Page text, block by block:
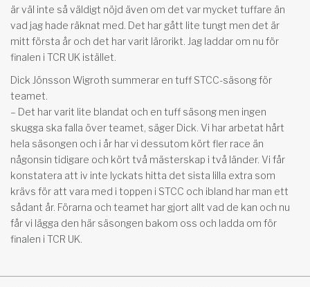
är väl inte så väldigt nöjd även om det var mycket tuffare än
vad jag hade räknat med. Det har gått lite tungt men det är
mitt första år och det har varit lärorikt. Jag laddar om nu för
finalen i TCR UK istället.
Dick Jönsson Wigroth summerar en tuff STCC-säsong för
teamet.
– Det har varit lite blandat och en tuff säsong men ingen
skugga ska falla över teamet, säger Dick. Vi har arbetat hårt
hela säsongen och i år har vi dessutom kört fler race än
någonsin tidigare och kört två mästerskap i två länder. Vi får
konstatera att iv inte lyckats hitta det sista lilla extra som
krävs för att vara med i toppen i STCC och ibland har man ett
sådant år. Förarna och teamet har gjort allt vad de kan och nu
får vi lägga den här säsongen bakom oss och ladda om för
finalen i TCR UK.